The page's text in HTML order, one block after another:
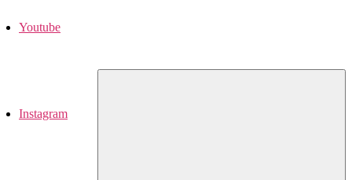
Youtube
Instagram